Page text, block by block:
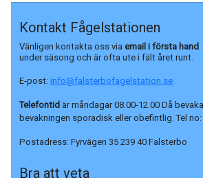
Kontakt Fågelstationen
Vänligen kontakta oss via email i första hand
under säsong och är ofta ute i fält året runt.
E-post: info@falsterbofagelstation.se
Telefontid är måndagar 08.00-12.00 Då
bevakningen sporadisk eller obefintlig. Tel no:
Postadress: Fyrvägen 35 239 40 Falsterbo
Bra att veta